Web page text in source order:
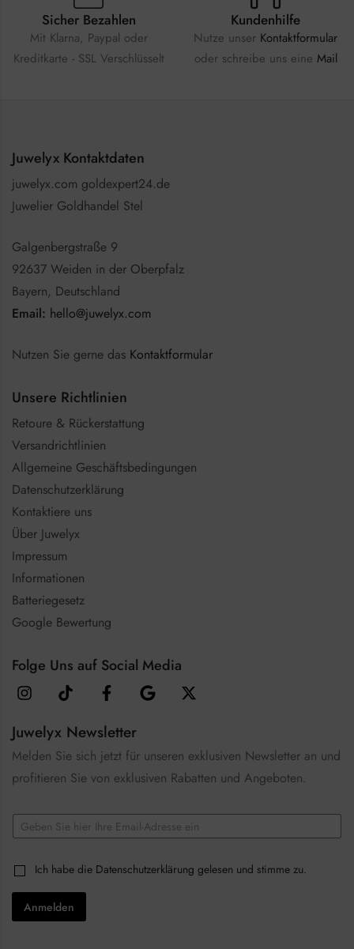
Sicher Bezahlen
Mit Klarna, Paypal oder
Kreditkarte - SSL Verschlüsselt
Kundenhilfe
Nutze unser Kontaktformular
oder schreibe uns eine Mail
Juwelyx Kontaktdaten
juwelyx.com goldexpert24.de
Juwelier Goldhandel Stel
Galgenbergstraße 9
92637 Weiden in der Oberpfalz
Bayern, Deutschland
Email: hello@juwelyx.com
Nutzen Sie gerne das Kontaktformular
Unsere Richtlinien
Retoure & Rückerstattung
Versandrichtlinien
Allgemeine Geschäftsbedingungen
Datenschutzerklärung
Kontaktiere uns
Über Juwelyx
Impressum
Informationen
Batteriegesetz
Google Bewertung
Folge Uns auf Social Media
Juwelyx Newsletter
Melden Sie sich jetzt für unseren exklusiven Newsletter an und
profitieren Sie von exklusiven Rabatten und Angeboten.
E
m
lC
e
k
C
h
e
k
Ich habe die Datenschutzerklärung gelesen und stimme zu.
Anmelden